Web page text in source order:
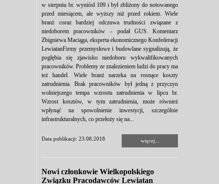
w sierpniu br. wyniósł 109 i był zbliżony do notowanego
przed miesiącem, ale wyższy niż przed rokiem. Wiele
branż coraz bardziej odczuwa trudności związane z
niedoborem pracowników – podał GUS. Komentarz
Zbigniewa Maciąga, eksperta ekonomicznego Konfederacji
LewiatanFirmy przemysłowe i budowlane sygnalizują, że
pogłębia się zjawisko niedoboru wykwalifikowanych
pracowników. Problemy ze znalezieniem ludzi do pracy ma
też handel. Wiele branż narzeka na rosnące koszty
zatrudnienia. Brak pracowników był jedną z przyczyn
wolniejszego tempa wzrostu zatrudnienia w lipcu br.
Wzrost kosztów, w tym zatrudnienia, może również
wpłynąć na spowolnienie inwestycji, szczególnie
infrastrukturalnych, co przełoży się na...
Data publikacji: 23.08.2018 więcej...
Nowi członkowie Wielkopolskiego
Związku Pracodawców Lewiatan